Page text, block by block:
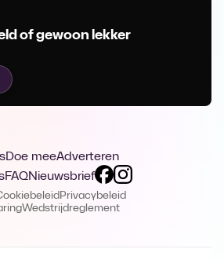
of gewoon lekker
Doe meeAdverteren
FAQNieuwsbrief
Privacybeleid
Wedstrijdreglement